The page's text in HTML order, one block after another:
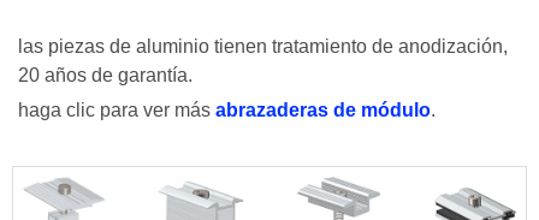
las piezas de aluminio tienen tratamiento de anodización,
20 años de garantía.
haga clic para ver más abrazaderas de módulo.